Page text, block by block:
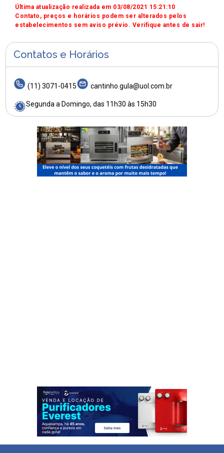
Última atualização realizada em 03/08/2021 15:21:10
Contato, preços e horários podem ser alterados pelos
estabelecimentos sem aviso prévio. Verifique antes de sair!
Contatos e Horários
(11) 3071-0415 cantinho.gula@uol.com.br
Segunda a Domingo, das 11h30 às 15h30